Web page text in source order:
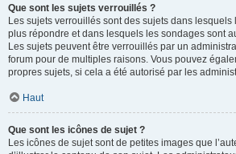
Que sont les sujets verrouillés ?
Les sujets verrouillés sont des sujets dans
plus répondre et dans lesquels les sondages sont
Les sujets peuvent être verrouillés par un
forum pour de multiples raisons. Vous pouvez
propres sujets, si cela a été autorisé par les
Haut
Que sont les icônes de sujet ?
Les icônes de sujet sont de petites images que